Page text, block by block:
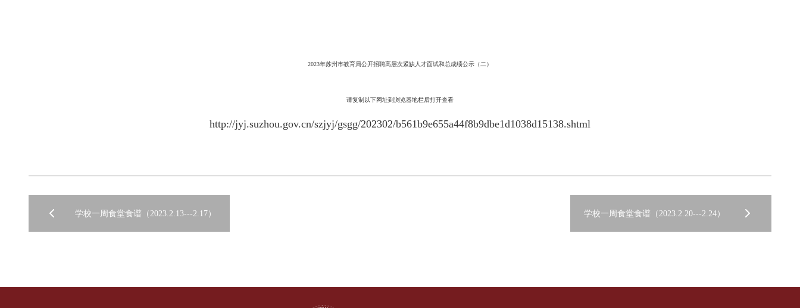
2023年苏州市教育局公开招聘高层次紧缺人才面试和总成绩公示（二）
请复制以下网址到浏览器地栏后打开查看
http://jyj.suzhou.gov.cn/szjyj/gsgg/202302/b561b9e655a44f8b9dbe1d1038d15138.shtml
学校一周食堂食谱（2023.2.13---2.17） 学校一周食堂食谱（2023.2.20---2.24）